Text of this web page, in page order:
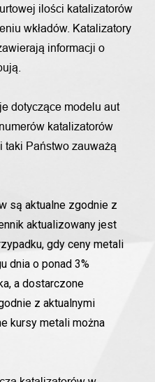
ilości katalizatorów
wkładów. Katalizatory
informacji o
dotyczące modelu aut
katalizatorów
taki Państwo zauważą
są aktualne zgodnie z
aktualizowany jest
gdy ceny metali
dnia o ponad 3%
a dostarczone
z aktualnymi
kursy metali można